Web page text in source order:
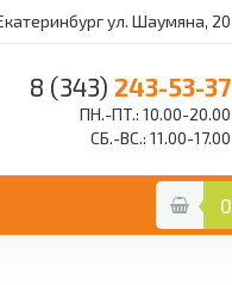
ул. Шаумяна, 20
8 (343) 243-53-37
ПН.-ПТ.: 10.00-20.00
СБ.-ВС.: 11.00-17.00
0